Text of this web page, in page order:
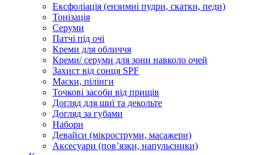
Ексфоліація (ензимні пудри, скатки, педи)
Тонізація
Серуми
Патчі під очі
Креми для обличчя
Креми/ серуми для зони навколо очей
Захист від сонця SPF
Маски, пілінги
Точкові засоби від прищів
Догляд для шиї та декольте
Догляд за губами
Набори
Девайси (мікроструми, масажери)
Аксесуари (повʼязки, напульсники)